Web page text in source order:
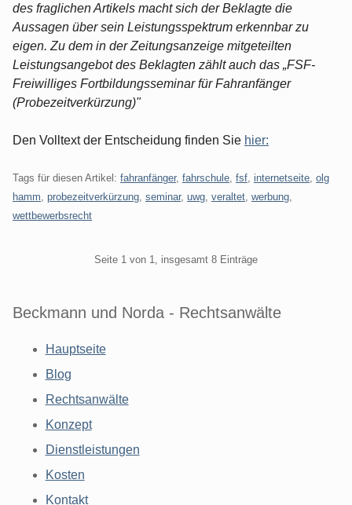
des fraglichen Artikels macht sich der Beklagte die
Aussagen über sein Leistungsspektrum erkennbar zu
eigen. Zu dem in der Zeitungsanzeige mitgeteilten
Leistungsangebot des Beklagten zählt auch das „FSF-
Freiwilliges Fortbildungsseminar für Fahranfänger
(Probezeitverkürzung)"
Den Volltext der Entscheidung finden Sie hier:
Tags für diesen Artikel: fahranfänger, fahrschule fsf internetseite olg
hamm probezeitverkürzung seminar, uwg veraltet werbung
wettbewerbsrecht
Seite 1 von 1, insgesamt 8 Einträge
Beckmann und Norda - Rechtsanwälte
Hauptseite
Blog
Rechtsanwälte
Konzept
Dienstleistungen
Kosten
Kontakt